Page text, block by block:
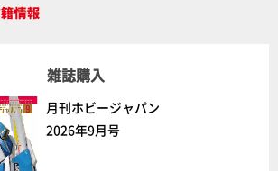
雑誌購入
月刊ホビージャパン
2026年9月号